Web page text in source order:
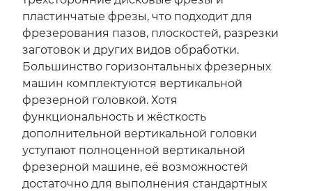
пластинчатые фрезы, что подходит для
фрезерования пазов, плоскостей, разрезки
заготовок и других видов обработки.
Большинство горизонтальных фрезерных
машин комплектуются вертикальной
фрезерной головкой. Хотя
функциональность и жёсткость
дополнительной вертикальной головки
уступают полноценной вертикальной
фрезерной машине, её возможностей
достаточно для выполнения стандартных